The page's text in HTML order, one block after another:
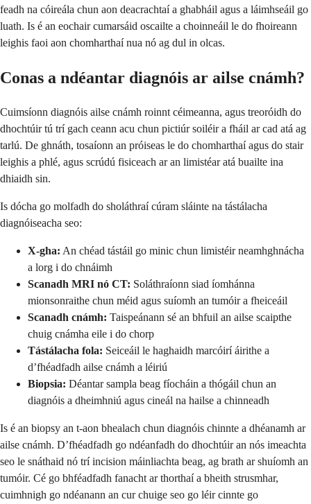
feadh na cóireála chun aon deacrachtaí a ghabháil agus a láimhseáil go
luath. Is é an eochair cumarsáid oscailte a choinneáil le do fhoireann
leighis faoi aon chomharthaí nua nó ag dul in olcas.
Conas a ndéantar diagnóis ar ailse cnámh?
Cuimsíonn diagnóis ailse cnámh roinnt céimeanna, agus treoróidh do
dhochtúir tú trí gach ceann acu chun pictiúr soiléir a fháil ar cad atá ag
tarlú. De ghnáth, tosaíonn an próiseas le do chomharthaí agus do stair
leighis a phlé, agus scrúdú fisiceach ar an limistéar atá buailte ina
dhiaidh sin.
Is dócha go molfadh do sholáthraí cúram sláinte na tástálacha
diagnóiseacha seo:
X-gha: An chéad tástáil go minic chun limistéir neamhghnácha
a lorg i do chnáimh
Scanadh MRI nó CT: Soláthraíonn siad íomhánna
mionsonraithe chun méid agus suíomh an tumóir a fheiceáil
Scanadh cnámh: Taispeánann sé an bhfuil an ailse scaipthe
chuig cnámha eile i do chorp
Tástálacha fola: Seiceáil le haghaidh marcóirí áirithe a
d’fhéadfadh ailse cnámh a léiriú
Biopsia: Déantar sampla beag fíocháin a thógáil chun an
diagnóis a dheimhniú agus cineál na hailse a chinneadh
Is é an biopsy an t-aon bhealach chun diagnóis chinnte a dhéanamh ar
ailse cnámh. D’fhéadfadh go ndéanfadh do dhochtúir an nós imeachta
seo le snáthaid nó trí incision máinliachta beag, ag brath ar shuíomh an
tumóir. Cé go bhféadfadh fanacht ar thorthaí a bheith strusmhar,
cuimhnigh go ndéanann an cur chuige seo go léir cinnte go